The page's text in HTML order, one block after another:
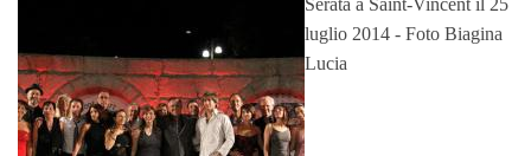
luglio 2014 - Foto Biagina
Lucia